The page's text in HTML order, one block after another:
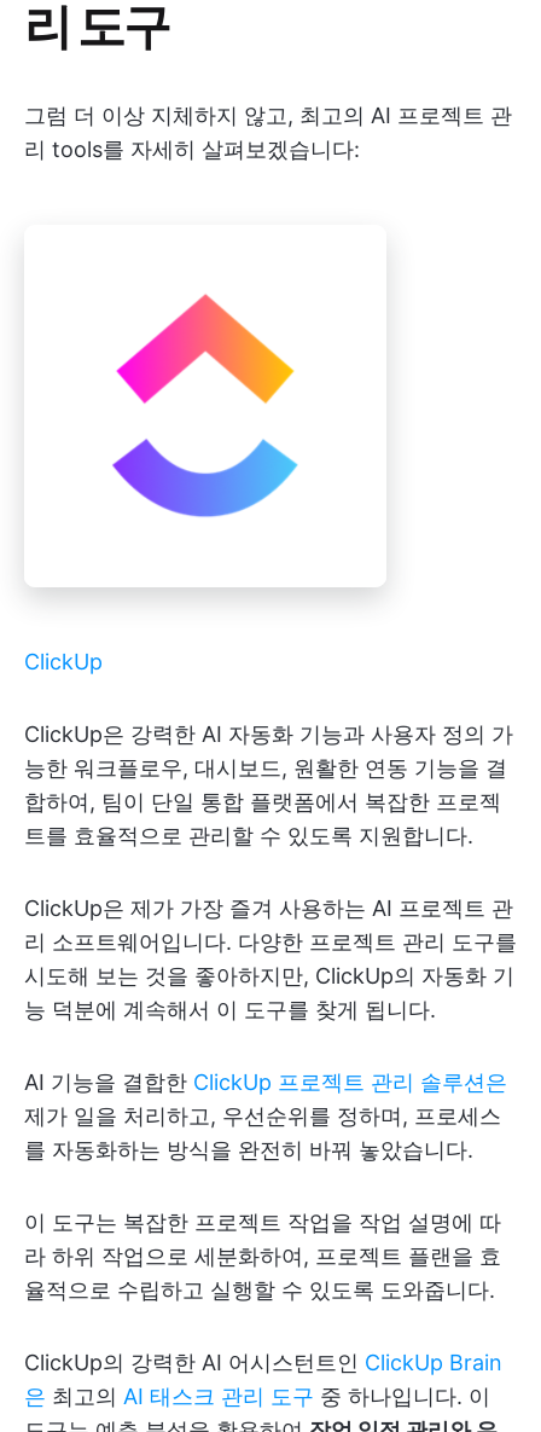
리 도구
그럼 더 이상 지체하지 않고, 최고의 AI 프로젝트 관
리 tools를 자세히 살펴보겠습니다:
ClickUp
ClickUp은 강력한 AI 자동화 기능과 사용자 정의 가
능한 워크플로우, 대시보드, 원활한 연동 기능을 결
합하여, 팀이 단일 통합 플랫폼에서 복잡한 프로젝
트를 효율적으로 관리할 수 있도록 지원합니다.
ClickUp은 제가 가장 즐겨 사용하는 AI 프로젝트 관
리 소프트웨어입니다. 다양한 프로젝트 관리 도구를
시도해 보는 것을 좋아하지만, ClickUp의 자동화 기
능 덕분에 계속해서 이 도구를 찾게 됩니다.
AI 기능을 결합한 ClickUp 프로젝트 관리 솔루션은
제가 일을 처리하고, 우선순위를 정하며, 프로세스
를 자동화하는 방식을 완전히 바꿔 놓았습니다.
이 도구는 복잡한 프로젝트 작업을 작업 설명에 따
라 하위 작업으로 세분화하여, 프로젝트 플랜을 효
율적으로 수립하고 실행할 수 있도록 도와줍니다.
ClickUp의 강력한 AI 어시스턴트인 ClickUp Brain
은 최고의 AI 태스크 관리 도구 중 하나입니다. 이